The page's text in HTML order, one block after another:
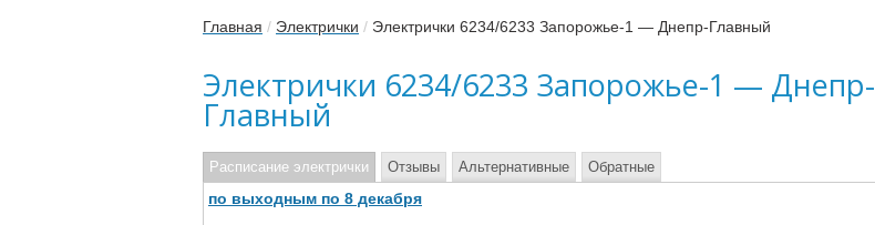
Главная / Электрички / Электрички 6234/6233 Запорожье-1 — Днепр-Главный
Электрички 6234/6233 Запорожье-1 — Днепр-
Главный
Расписание электрички
по выходным по 8 декабря
Отзывы Альтернативные Обратные